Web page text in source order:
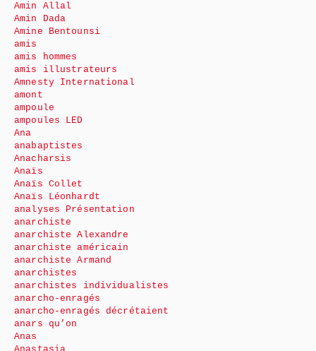
Amin Allal
Amin Dada
Amine Bentounsi
amis
amis hommes
amis illustrateurs
Amnesty International
amont
ampoule
ampoules LED
Ana
anabaptistes
Anacharsis
Anaïs
Anaïs Collet
Anaïs Léonhardt
analyses Présentation
anarchiste
anarchiste Alexandre
anarchiste américain
anarchiste Armand
anarchistes
anarchistes individualistes
anarcho-enragés
anarcho-enragés décrétaient
anars qu’on
Anas